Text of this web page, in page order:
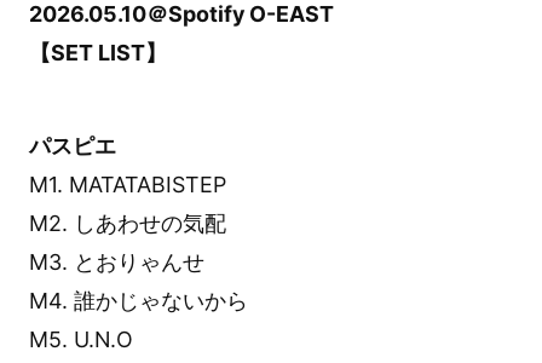
2026.05.10＠Spotify O-EAST
【SET LIST】
パスピエ
M1. MATATABISTEP
M2. しあわせの気配
M3. とおりゃんせ
M4. 誰かじゃないから
M5. U.N.O